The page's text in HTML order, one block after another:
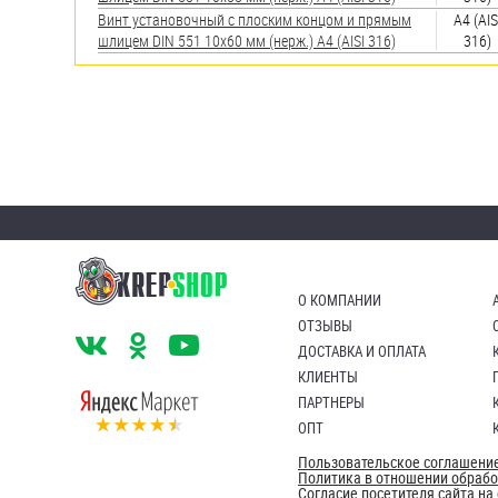
Винт установочный с плоским концом и прямым
шлицем DIN 551 10х60 мм (нерж.) A4 (AISI 316)
A4
316)
О КОМПАНИИ
ОТЗЫВЫ
ДОСТАВКА И ОПЛАТА
КЛИЕНТЫ
ПАРТНЕРЫ
ОПТ
Пользовательское
Политика в отношении
Согласие посетителя сайта